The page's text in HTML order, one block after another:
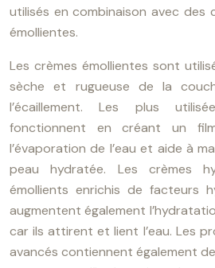
utilisés en combinaison avec des
émollientes.
Les crèmes émollientes sont
sèche et rugueuse de la
l’écaillement. Les plus
fonctionnent en créant un
l’évaporation de l’eau et aide à
peau hydratée. Les crèmes
émollients enrichis de facteurs
augmentent également
car ils attirent et lient l’eau. Les
avancés contiennent également